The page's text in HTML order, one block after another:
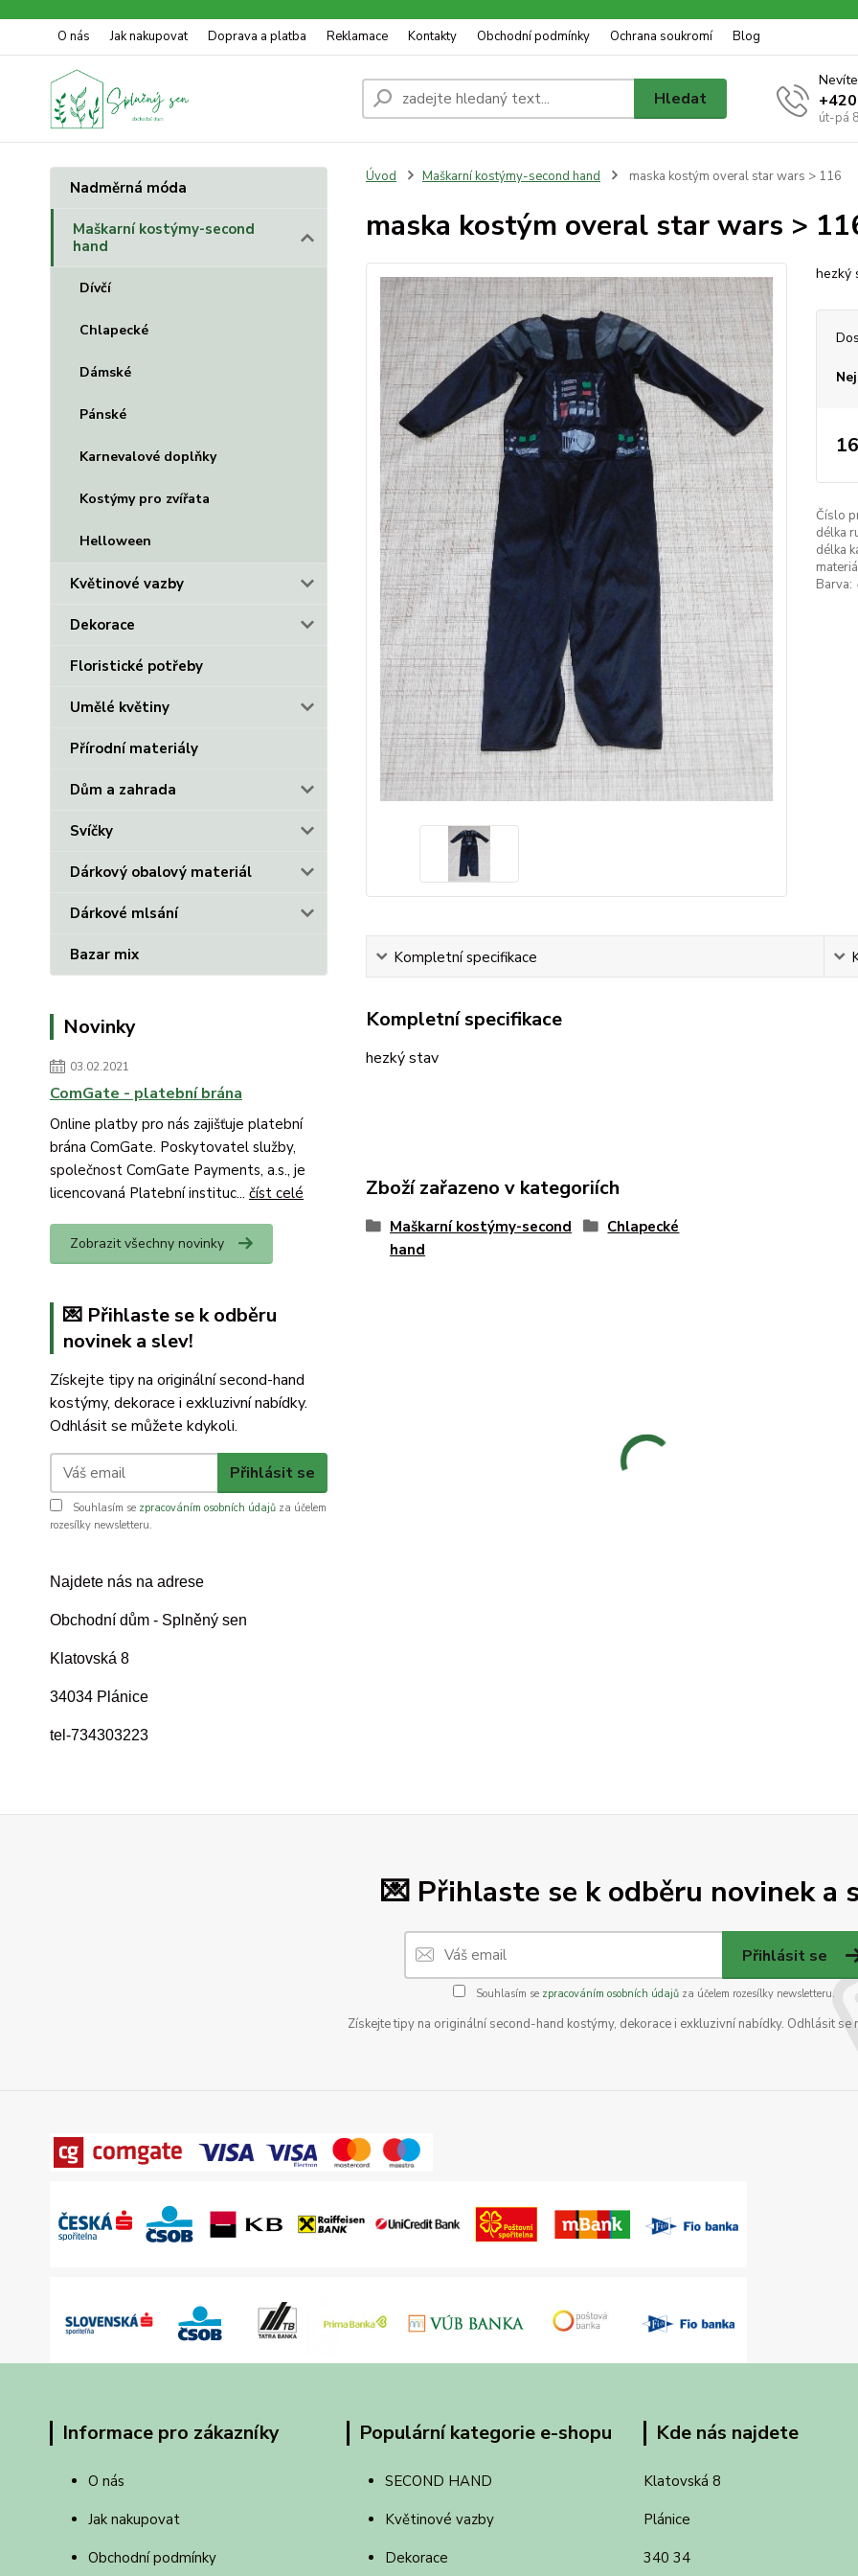
O nás Jak nakupovat Doprava a platba Reklamace Kontakty Obchodní podmínky Ochrana soukromí Blog
Hledat
út-pá
Nadměrná móda
Maškarní kostýmy-second
hand
Dívčí
Chlapecké
Dámské
Pánské
Karnevalové doplňky
Kostýmy pro zvířata
Helloween
Květinové vazby
Dekorace
Floristické potřeby
Umělé květiny
Přírodní materiály
Dům a zahrada
Svíčky
Dárkový obalový materiál
Dárkové mlsání
Bazar mix
Novinky
03.02.2021
ComGate - platební brána
Online platby pro nás zajišťuje platební
brána ComGate. Poskytovatel služby,
společnost ComGate Payments, a.s., je
licencovaná Platební instituc... číst celé
Zobrazit všechny novinky
💌 Přihlaste se k odběru
novinek a slev!
Získejte tipy na originální second-hand
kostýmy, dekorace i exkluzivní nabídky.
Odhlásit se můžete kdykoli.
Přihlásit se
Souhlasím se zpracováním osobních údajů za účelem
rozesílky newsletteru.
Najdete nás na adrese
Obchodní dům - Splněný sen
Klatovská 8
34034 Plánice
tel-734303223
Úvod Maškarní kostýmy-second hand maska kostým overal star wars > 116
maska kostým overal star wars >
hezký
Číslo
délka
délka
Barva:
Kompletní specifikace
Kompletní specifikace
hezký stav
Zboží zařazeno v kategoriích
Maškarní kostýmy-second
hand
Chlapecké
💌 Přihlaste se k odběru novinek a
Přihlásit se
Souhlasím se zpracováním osobních údajůza účelem rozesílky newsletteru.
Získejte tipy na originální second-hand kostýmy, dekorace i exkluzivní nabídky. Odhlásit se
Informace pro zákazníky
O nás
Jak nakupovat
Obchodní podmínky
Populární kategorie e-shopu
SECOND HAND
Květinové vazby
Dekorace
Kde nás najdete
Klatovská 8
Plánice
340 34